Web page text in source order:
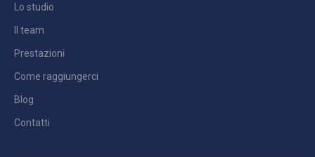
Lo studio
Il team
Prestazioni
Come raggiungerci
Blog
Contatti